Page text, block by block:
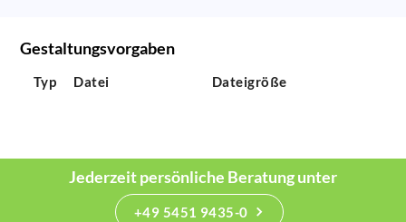
Gestaltungsvorgaben
Typ Datei Dateigröße
Jederzeit persönliche Beratung unter
+49 5451 9435-0